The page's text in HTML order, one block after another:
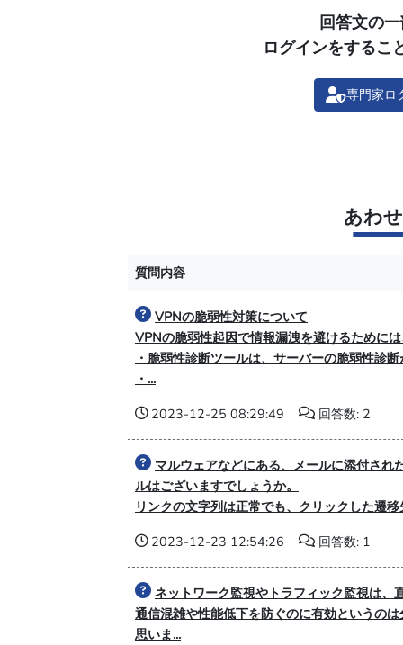
回答文の
ログインをするこ
専門家ロ
あわ
質問内容
VPNの脆弱性対策について
VPNの脆弱性起因で情報漏洩を避けるために
・脆弱性診断ツールは、サーバーの脆弱性診
・...
2023-12-25 08:29:49
回答数: 2
マルウェアなどにある、メールに添付さ
ルはございますでしょうか。
リンクの文字列は正常でも、クリックした遷
2023-12-23 12:54:26
回答数: 1
ネットワーク監視やトラフィック監視は、
通信混雑や性能低下を防ぐのに有効というの
思いま...